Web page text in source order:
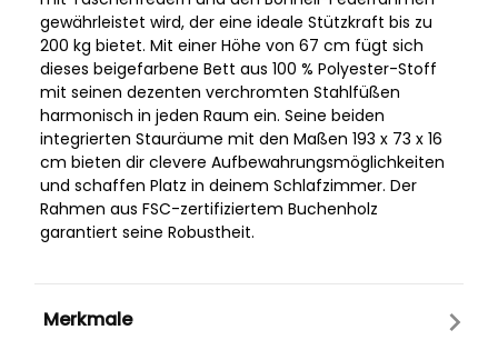
gewährleistet wird, der eine ideale Stützkraft bis zu
200 kg bietet. Mit einer Höhe von 67 cm fügt sich
dieses beigefarbene Bett aus 100 % Polyester-Stoff
mit seinen dezenten verchromten Stahlfüßen
harmonisch in jeden Raum ein. Seine beiden
integrierten Stauräume mit den Maßen 193 x 73 x 16
cm bieten dir clevere Aufbewahrungsmöglichkeiten
und schaffen Platz in deinem Schlafzimmer. Der
Rahmen aus FSC-zertifiziertem Buchenholz
garantiert seine Robustheit.
Merkmale